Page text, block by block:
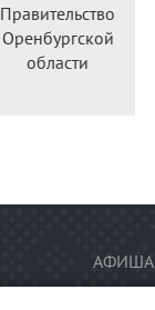
Правительство
Оренбургской
области
АФИША